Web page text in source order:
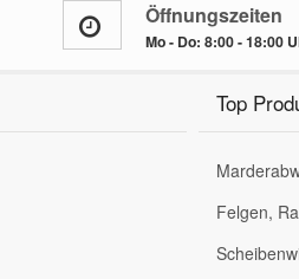
Öffnungszeiten
Mo - Do: 8:00 - 18:00
Top
Felgen,